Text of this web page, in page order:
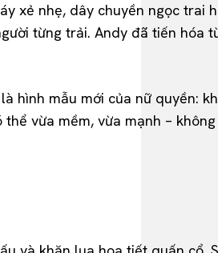
xẻ nhẹ, dây chuyền ngọc trai
từng trải. Andy đã tiến hóa
hình mẫu mới của nữ quyền:
vừa mềm, vừa mạnh –